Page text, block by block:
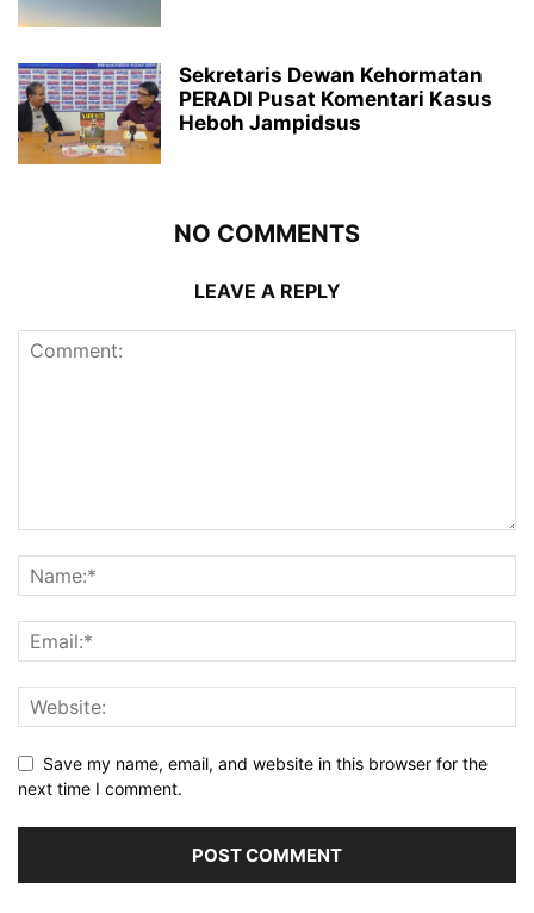
Sekretaris Dewan Kehormatan
PERADI Pusat Komentari Kasus
Heboh Jampidsus
NO COMMENTS
LEAVE A REPLY
Save my name, email, and website in this browser for the
next time I comment.